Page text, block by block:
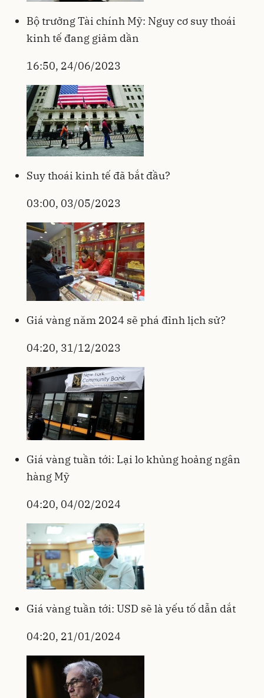
Bộ trưởng Tài chính Mỹ: Nguy cơ suy thoái
kinh tế đang giảm dần
16:50, 24/06/2023
Suy thoái kinh tế đã bắt đầu?
03:00, 03/05/2023
Giá vàng năm 2024 sẽ phá đỉnh lịch sử?
04:20, 31/12/2023
Giá vàng tuần tới: Lại lo khủng hoảng ngân
hàng Mỹ
04:20, 04/02/2024
Giá vàng tuần tới: USD sẽ là yếu tố dẫn dắt
04:20, 21/01/2024